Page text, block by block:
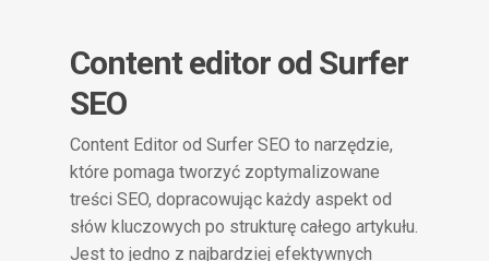
Content editor od Surfer
SEO
Content Editor od Surfer SEO to narzędzie,
które pomaga tworzyć zoptymalizowane
treści SEO, dopracowując każdy aspekt od
słów kluczowych po strukturę całego artykułu.
Jest to jedno z najbardziej efektywnych